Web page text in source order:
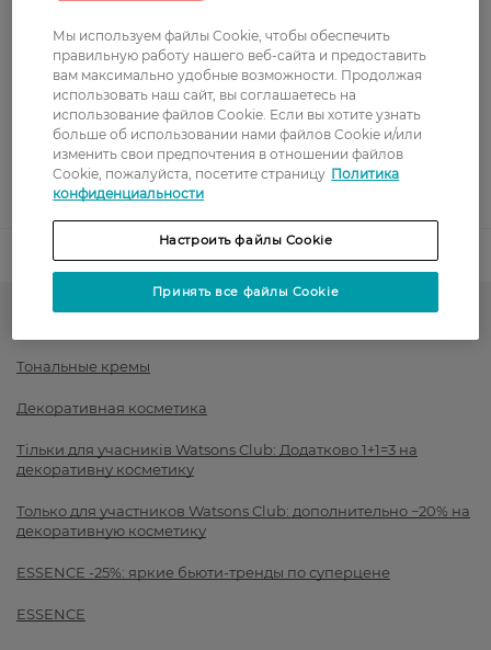
Оплата
Оплата картой
Послеоплата
Показать больше
Код товара 1520188
Тональные кремы
Декоративная косметика
Тільки для учасників Watsons Club: Додатково 1+1=3 на
декоративну косметику
Только для участников Watsons Club: дополнительно −20% на
декоративную косметику
ESSENCE -25%: яркие бьюти-тренды по суперцене
ESSENCE
Мы используем файлы Cookie, чтобы обеспечить
правильную работу нашего веб-сайта и предоставить
вам максимально удобные возможности. Продолжая
использовать наш сайт, вы соглашаетесь на
использование файлов Cookie. Если вы хотите узнать
больше об использовании нами файлов Cookie и/или
изменить свои предпочтения в отношении файлов
Cookie, пожалуйста, посетите страницу Политика
конфиденциальности
Настроить файлы Cookie
Принять все файлы Cookie